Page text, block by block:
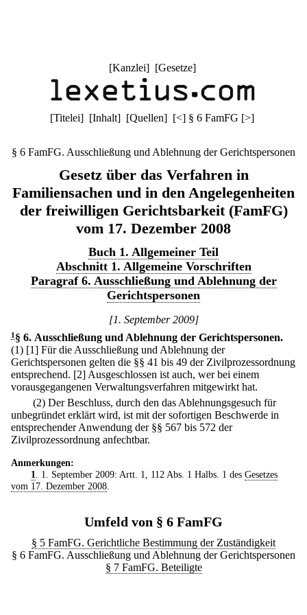
[Kanzlei] [Gesetze]
[Titelei] [Inhalt] [Quellen] [<] § 6 FamFG [>]
§ 6 FamFG. Ausschließung und Ablehnung der Gerichtspersonen
Gesetz über das Verfahren in
Familiensachen und in den Angelegenheiten
der freiwilligen Gerichtsbarkeit (FamFG)
vom 17. Dezember 2008
Buch 1. Allgemeiner Teil
Abschnitt 1. Allgemeine Vorschriften
Paragraf 6. Ausschließung und Ablehnung der
Gerichtspersonen
[1. September 2009]
1 § 6. Ausschließung und Ablehnung der Gerichtspersonen.
(1) [1] Für die Ausschließung und Ablehnung der
Gerichtspersonen gelten die §§ 41 bis 49 der Zivilprozessordnung
entsprechend. [2] Ausgeschlossen ist auch, wer bei einem
vorausgegangenen Verwaltungsverfahren mitgewirkt hat.
(2) Der Beschluss, durch den das Ablehnungsgesuch für
unbegründet erklärt wird, ist mit der sofortigen Beschwerde in
entsprechender Anwendung der §§ 567 bis 572 der
Zivilprozessordnung anfechtbar.
Anmerkungen:
1. 1. September 2009: Artt. 1, 112 Abs. 1 Halbs. 1 des Gesetzes
vom 17. Dezember 2008.
Umfeld von § 6 FamFG
§ 5 FamFG. Gerichtliche Bestimmung der Zuständigkeit
§ 6 FamFG. Ausschließung und Ablehnung der Gerichtspersonen
§ 7 FamFG. Beteiligte